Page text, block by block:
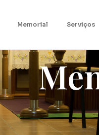
Memorial Serviços